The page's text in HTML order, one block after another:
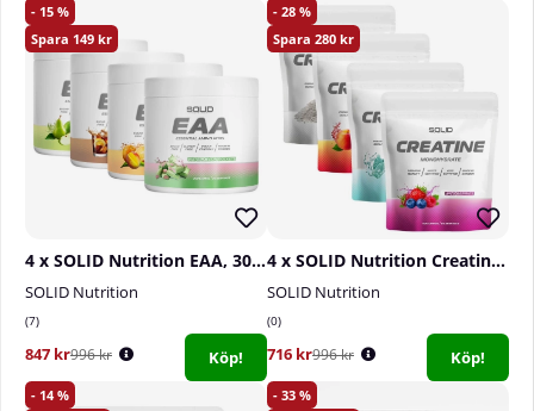
15
149
4 x SOLID Nutrition EAA, 300 g
SOLID Nutrition
7
847 kr996 kr Köp!
28
280
4 x SOLID Nutrition Creatine Monohydrate, 400 g
SOLID Nutrition
0
716 kr996 kr Köp!
14
33